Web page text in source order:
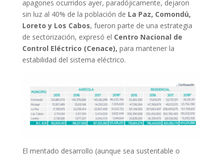
apagones ocurridos ayer, paradójicamente, dejaron
sin luz al 40% de la población de La Paz, Comondú,
Loreto y Los Cabos, fueron parte de una estrategia
de sectorización, expresó el Centro Nacional de
Control Eléctrico (Cenace), para mantener la
estabilidad del sistema eléctrico.
El mentado desarrollo (aunque sea sustentable o